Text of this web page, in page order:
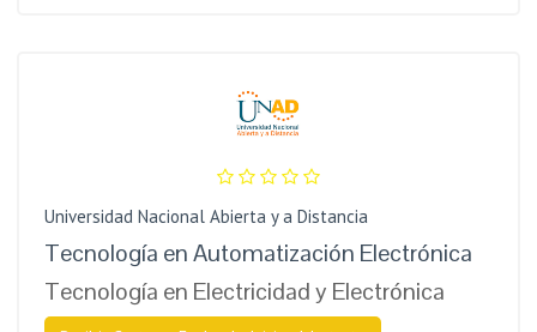
Universidad Nacional Abierta y a Distancia
Tecnología en Automatización Electrónica
Tecnología en Electricidad y Electrónica